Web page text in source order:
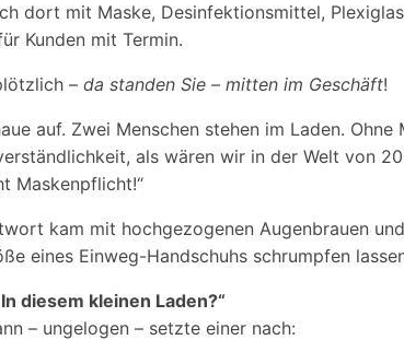
dort mit Maske, Desinfektionsmittel,
Kunden mit Termin.
– da standen Sie – mitten im Geschäft!
auf. Zwei Menschen stehen im Laden.
als wären wir in der Welt von
Maskenpflicht!“
kam mit hochgezogenen Augenbrauen
eines Einweg-Handschuhs schrumpfen
diesem kleinen Laden?“
– ungelogen – setzte einer nach: